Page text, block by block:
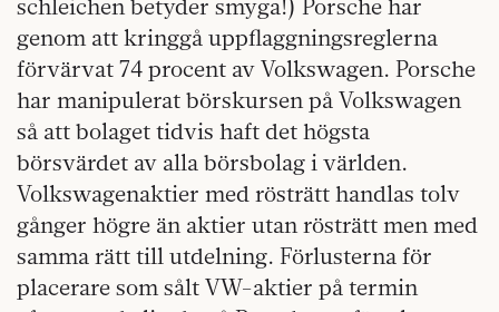
schleichen betyder smyga!) Porsche har
genom att kringgå uppflaggningsreglerna
förvärvat 74 procent av Volkswagen. Porsche
har manipulerat börskursen på Volkswagen
så att bolaget tidvis haft det högsta
börsvärdet av alla börsbolag i världen.
Volkswagenaktier med rösträtt handlas tolv
gånger högre än aktier utan rösträtt men med
samma rätt till utdelning. Förlusterna för
placerare som sålt VW-aktier på termin